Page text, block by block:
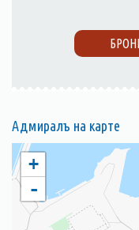
Адмиралъ на карте
+
-